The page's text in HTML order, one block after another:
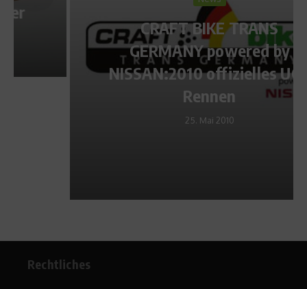
CRAFT BIKE TRANS
GERMANY powered by
NISSAN:2010 offizielles UCI-
Rechtliches